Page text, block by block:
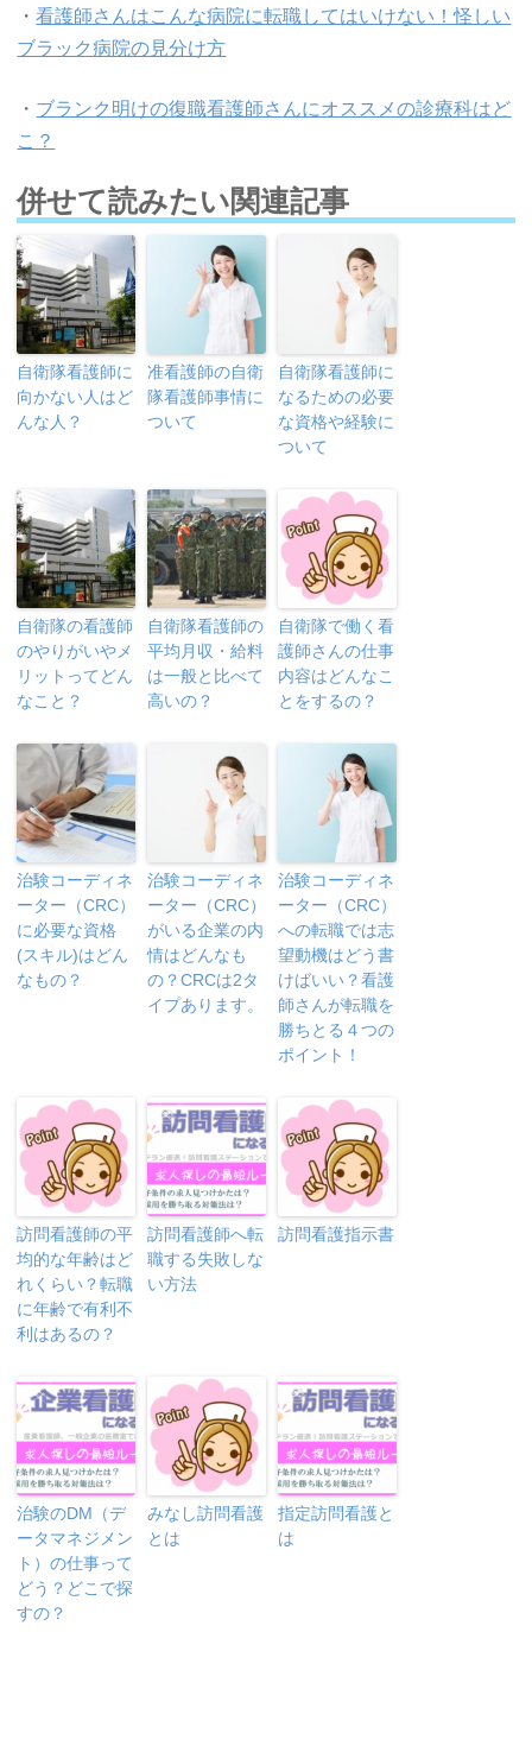
・看護師さんはこんな病院に転職してはいけない！怪しい
ブラック病院の見分け方
・ ブランク明けの復職看護師さんにオススメの診療科はど
こ？
併せて読みたい関連記事
自衛隊看護師に
向かない人はど
んな人？
准看護師の自衛
隊看護師事情に
ついて
自衛隊看護師に
なるための必要
な資格や経験に
ついて
自衛隊の看護師
のやりがいやメ
リットってどん
なこと？
自衛隊看護師の
平均月収・給料
は一般と比べて
高いの？
自衛隊で働く看
護師さんの仕事
内容はどんなこ
とをするの？
治験コーディネ
ーター（CRC）
に必要な資格
(スキル)はどん
なもの？
治験コーディネ
ーター（CRC）
がいる企業の内
情はどんなも
の？CRCは2タ
イプあります。
治験コーディネ
ーター（CRC）
への転職では志
望動機はどう書
けばいい？看護
師さんが転職を
勝ちとる４つの
ポイント！
訪問看護師の平
均的な年齢はど
れくらい？転職
に年齢で有利不
利はあるの？
訪問看護師へ転
職する失敗しな
い方法
訪問看護指示書
治験のDM（デ
ータマネジメン
ト）の仕事って
どう？どこで探
すの？
みなし訪問看護
とは
指定訪問看護と
は